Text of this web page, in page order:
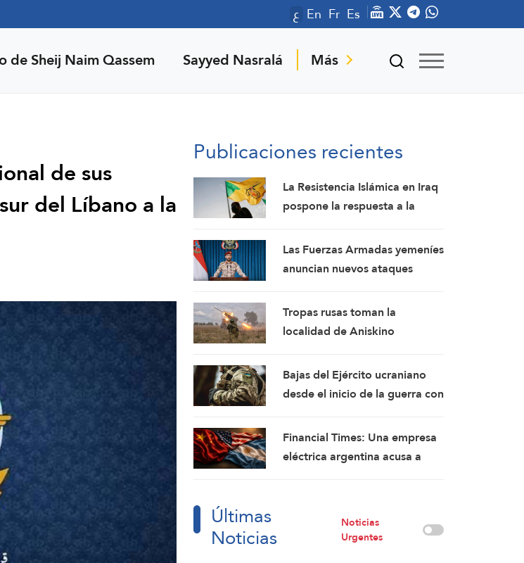
ع En Fr Es
de Sheij Naim Qassem Sayyed Nasralá Más
de sus
del Líbano a la
Publicaciones recientes
La Resistencia Islámica en Iraq
pospone la respuesta a la
mártires fortalecen nuestra
firmeza
Las Fuerzas Armadas yemeníes
anuncian nuevos ataques
pro-saudí y reafirman sus
fórmulas de asedio por asedio
Tropas rusas toman la
localidad de Aniskino
Bajas del Ejército ucraniano
desde el inicio de la guerra con
Rusia
Financial Times: Una empresa
eléctrica argentina acusa a
Últimas
Noticias
Noticias
Urgentes